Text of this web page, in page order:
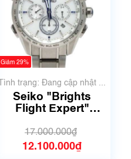
Giảm 29%
Tình trạng: Đang cập nhật ...
Seiko "Brights
Flight Expert"
0AT0
17.000.000₫
12.100.000₫